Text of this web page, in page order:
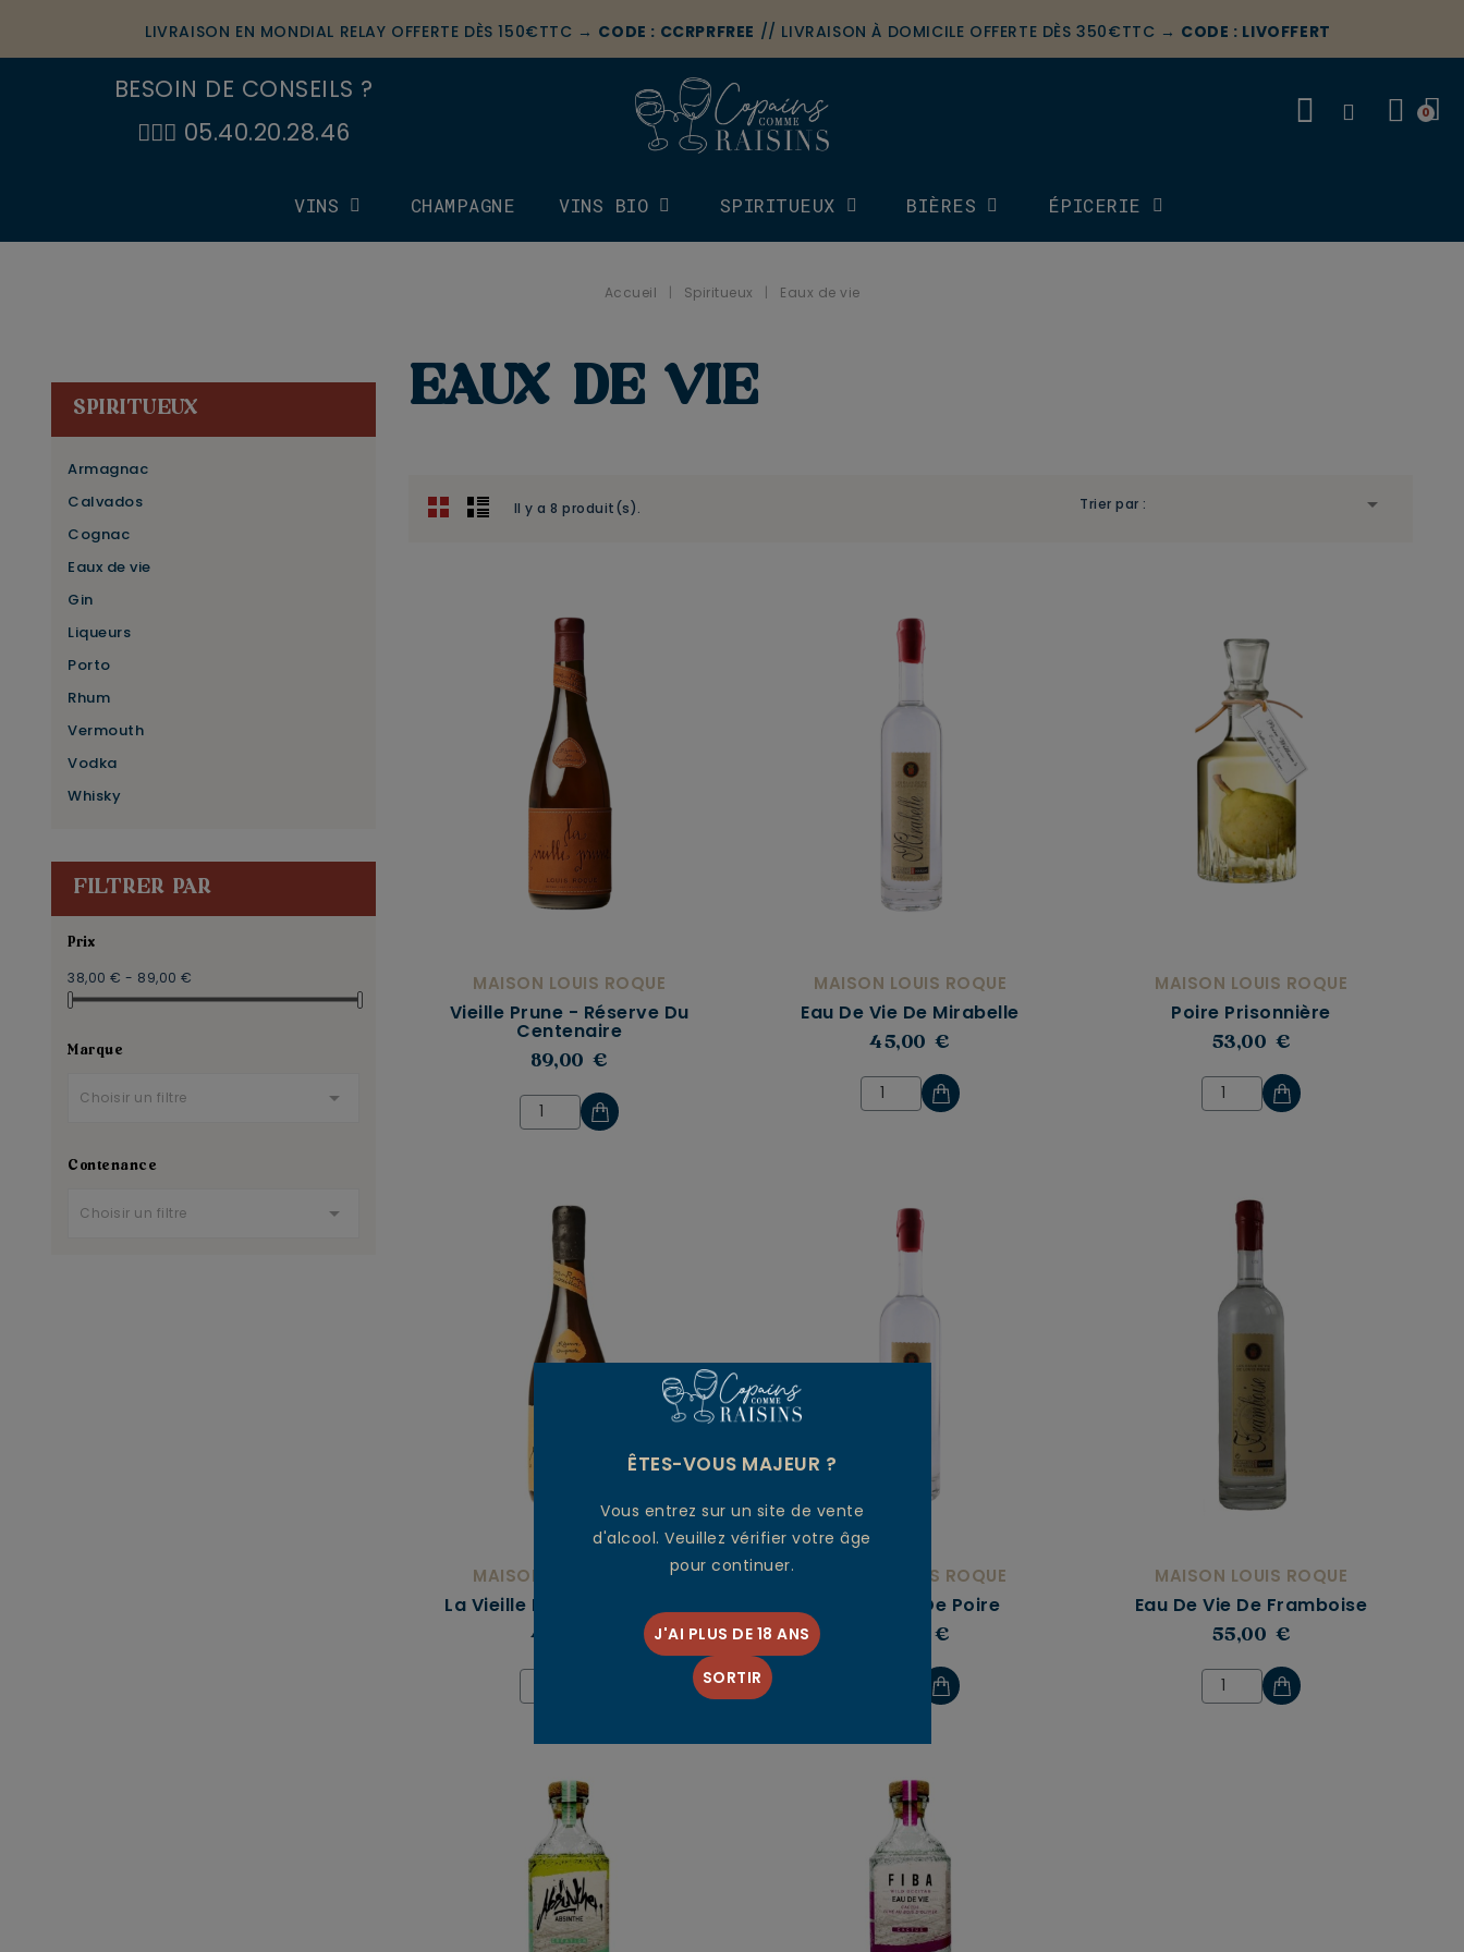
LIVRAISON EN MONDIAL RELAY OFFERTE DÈS 150€TTC → CODE : CCRPRFREE // LIVRAISON À DOMICILE OFFERTE DÈS 350€TTC → CODE : LIVOFFERT
BESOIN DE CONSEILS ?
🙋🏼‍♂️ 05.40.20.28.46
VINS CHAMPAGNE VINS BIO SPIRITUEUX BIÈRES ÉPICERIE
Accueil Spiritueux Eaux de vie
SPIRITUEUX
Armagnac
Calvados
Cognac
Eaux de vie
Gin
Liqueurs
Porto
Rhum
Vermouth
Vodka
Whisky
FILTRER PAR
Prix
38,00 € - 89,00 €
Marque
Choisir un filtre 
Contenance
Choisir un filtre 
EAUX DE VIE
Il y a 8 produit(s). Trier par : 
MAISON LOUIS ROQUE
Vieille Prune - Réserve Du
Centenaire
89,00 €
MAISON LOUIS ROQUE
Eau De Vie De Mirabelle
45,00 €
MAISON LOUIS ROQUE
Poire Prisonnière
53,00 €
MAISON LOUIS ROQUE
La Vieille Prune De Souillac
49,50 €
MAISON LOUIS ROQUE
Eau De Vie De Poire
42,00 €
MAISON LOUIS ROQUE
Eau De Vie De Framboise
55,00 €
ÊTES-VOUS MAJEUR ?
Vous entrez sur un site de vente
d'alcool. Veuillez vérifier votre âge
pour continuer.
J'AI PLUS DE 18 ANS
SORTIR